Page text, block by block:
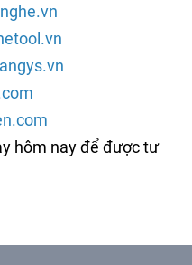
m
hôm nay để được tư